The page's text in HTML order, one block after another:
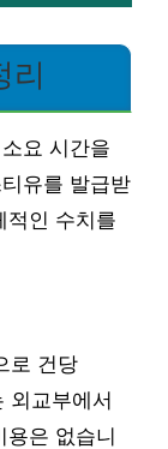
리
요 시간을
유를 발급받
적인 수치를
로 건당
외교부에서
은 없습니